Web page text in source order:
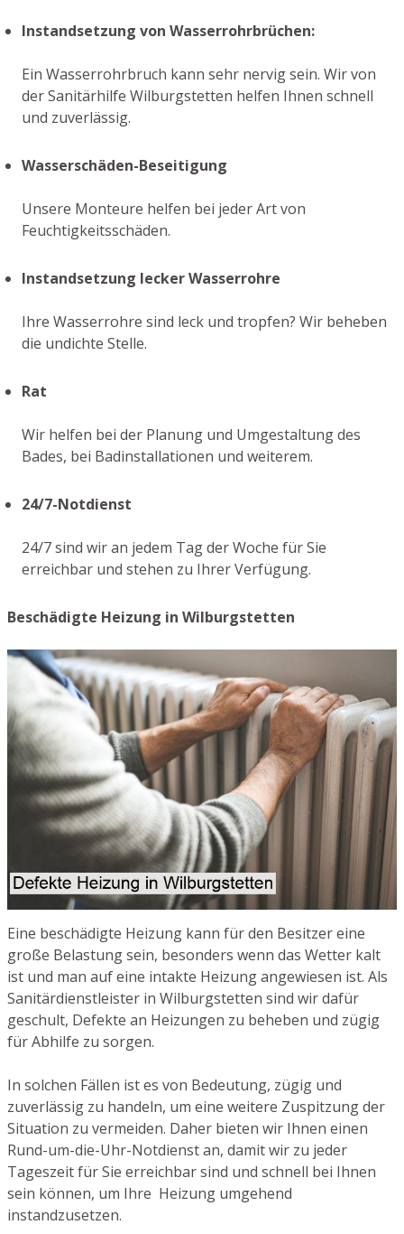
Instandsetzung von Wasserrohrbrüchen:
Ein Wasserrohrbruch kann sehr nervig sein. Wir von
der Sanitärhilfe Wilburgstetten helfen Ihnen schnell
und zuverlässig.
Wasserschäden-Beseitigung
Unsere Monteure helfen bei jeder Art von
Feuchtigkeitsschäden.
Instandsetzung lecker Wasserrohre
Ihre Wasserrohre sind leck und tropfen? Wir beheben
die undichte Stelle.
Rat
Wir helfen bei der Planung und Umgestaltung des
Bades, bei Badinstallationen und weiterem.
24/7-Notdienst
24/7 sind wir an jedem Tag der Woche für Sie
erreichbar und stehen zu Ihrer Verfügung.
Beschädigte Heizung in Wilburgstetten
Eine beschädigte Heizung kann für den Besitzer eine
große Belastung sein, besonders wenn das Wetter kalt
ist und man auf eine intakte Heizung angewiesen ist. Als
Sanitärdienstleister in Wilburgstetten sind wir dafür
geschult, Defekte an Heizungen zu beheben und zügig
für Abhilfe zu sorgen.
In solchen Fällen ist es von Bedeutung, zügig und
zuverlässig zu handeln, um eine weitere Zuspitzung der
Situation zu vermeiden. Daher bieten wir Ihnen einen
Rund-um-die-Uhr-Notdienst an, damit wir zu jeder
Tageszeit für Sie erreichbar sind und schnell bei Ihnen
sein können, um Ihre Heizung umgehend
instandzusetzen.